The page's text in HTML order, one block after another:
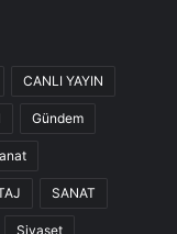
CANLI YAYIN
Gündem
SANAT
Siyaset